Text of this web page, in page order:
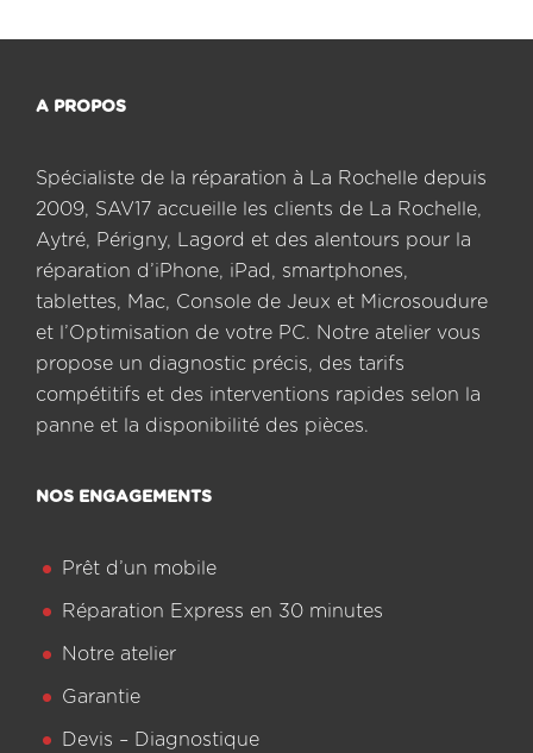
A PROPOS
Spécialiste de la réparation à La Rochelle depuis
2009, SAV17 accueille les clients de La Rochelle,
Aytré, Périgny, Lagord et des alentours pour la
réparation d’iPhone, iPad, smartphones,
tablettes, Mac, Console de Jeux et Microsoudure
et l’Optimisation de votre PC. Notre atelier vous
propose un diagnostic précis, des tarifs
compétitifs et des interventions rapides selon la
panne et la disponibilité des pièces.
NOS ENGAGEMENTS
Prêt d’un mobile
Réparation Express en 30 minutes
Notre atelier
Garantie
Devis – Diagnostique